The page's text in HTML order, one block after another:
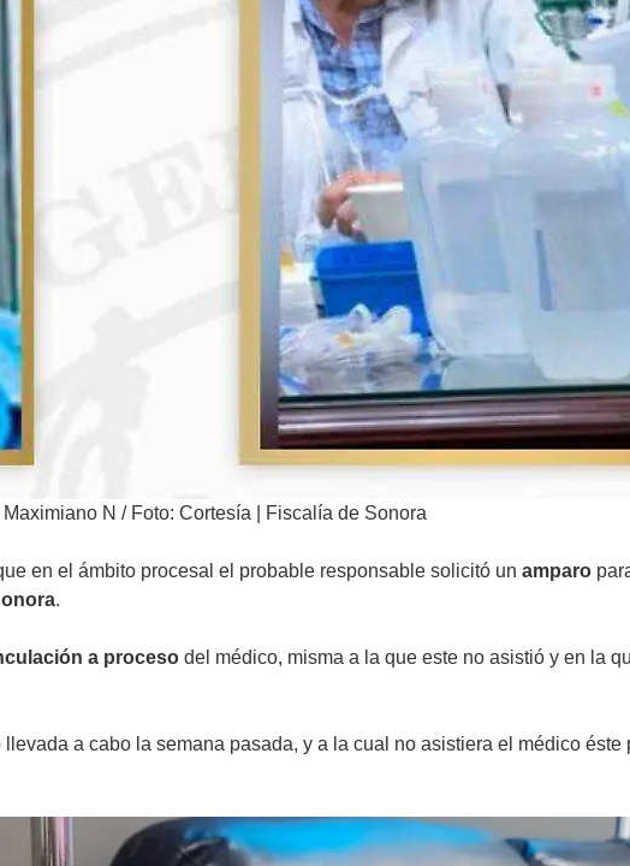
N / Foto: Cortesía | Fiscalía de Sonora
en el ámbito procesal el probable responsable solicitó un amparo
.
a proceso del médico, misma a la que este no asistió y en la
a cabo la semana pasada, y a la cual no asistiera el médico éste